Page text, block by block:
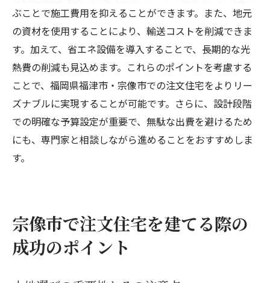
ぶことで施工費用を抑えることができます。また、地元
の資材を使用することにより、輸送コストを削減できま
す。加えて、省エネ設備を導入することで、長期的な光
熱費の削減も見込めます。これらのポイントを考慮する
ことで、福岡県福津市・宗像市での注文住宅をよりリー
ズナブルに実現することが可能です。さらに、設計段階
での明確な予算設定が重要で、無駄な出費を避けるため
にも、専門家と相談しながら進めることをおすすめしま
す。
宗像市で注文住宅を建てる際の
成功のポイント